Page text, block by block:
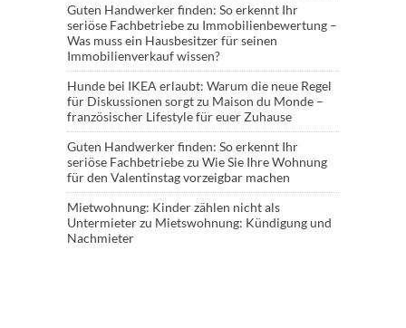
Guten Handwerker finden: So erkennt Ihr
seriöse Fachbetriebezu Immobilienbewertung –
Was muss ein Hausbesitzer für seinen
Immobilienverkauf wissen?
Hunde bei IKEA erlaubt: Warum die neue Regel
für Diskussionen sorgtzu Maison du Monde –
französischer Lifestyle für euer Zuhause
Guten Handwerker finden: So erkennt Ihr
seriöse Fachbetriebezu Wie Sie Ihre Wohnung
für den Valentinstag vorzeigbar machen
Mietwohnung: Kinder zählen nicht als
Untermieterzu Mietswohnung: Kündigung und
Nachmieter